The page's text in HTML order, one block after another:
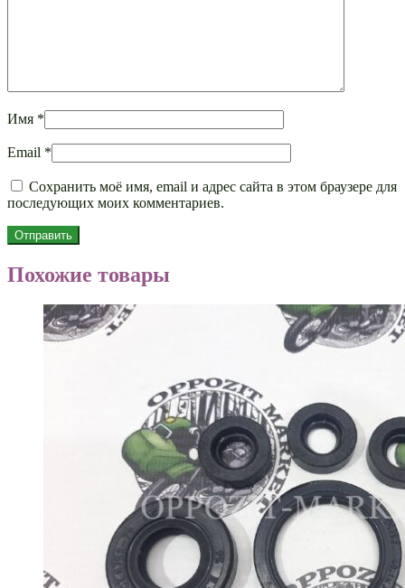
Имя *
Email *
Сохранить моё имя, email и адрес сайта в этом браузере для
последующих моих комментариев.
Похожие товары